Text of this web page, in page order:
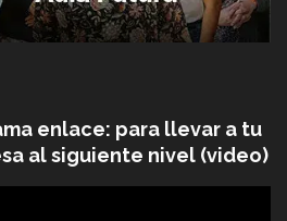
enlace: para llevar a tu
al siguiente nivel (video)